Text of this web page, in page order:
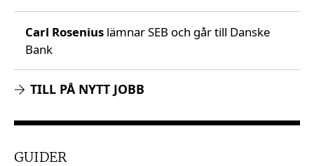
Carl Rosenius lämnar SEB och går till Danske
Bank
TILL PÅ NYTT JOBB
GUIDER